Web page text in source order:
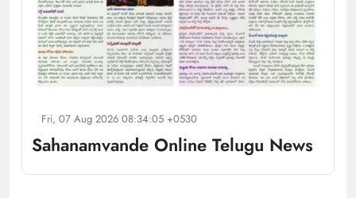
Fri, 07 Aug 2026 08:34:05 +0530
Sahanamvande Online Telugu News